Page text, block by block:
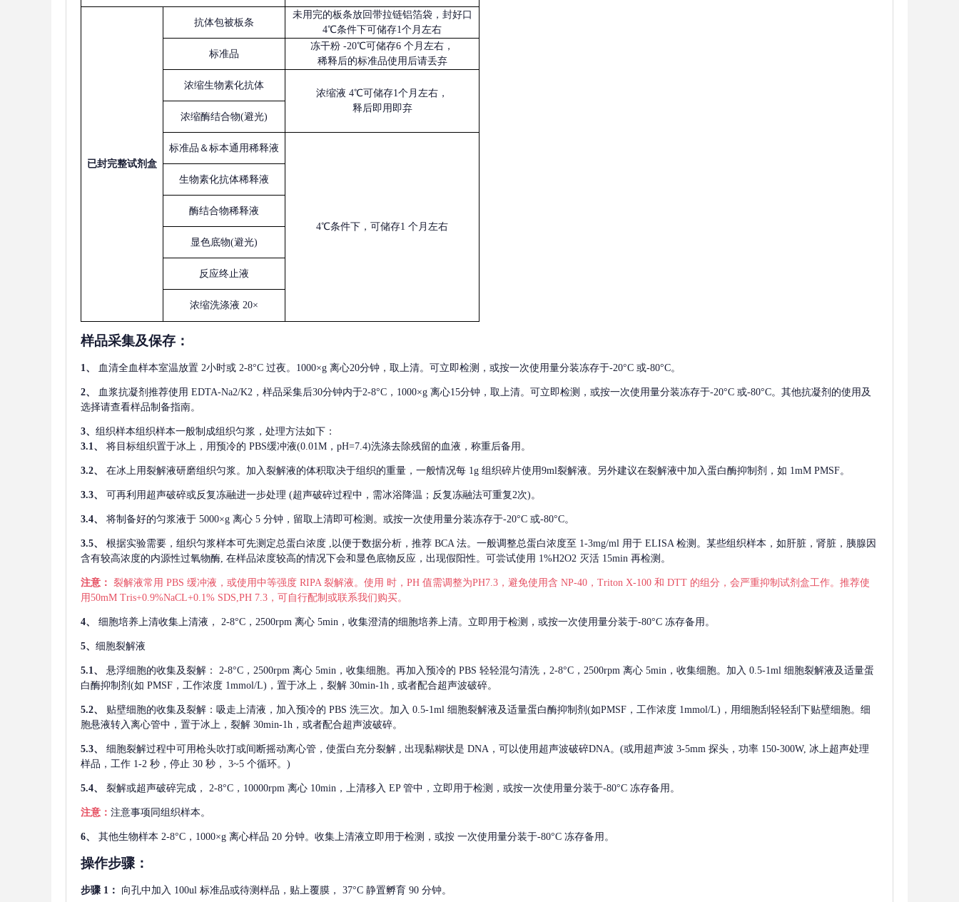
已封完整试剂盒
抗体包被板条
未用完的板条放回带拉链铝箔袋，封好口
4℃条件下可储存1个月左右
标准品
冻干粉 -20℃可储存6 个月左右，
稀释后的标准品使用后请丢弃
浓缩生物素化抗体
浓缩液 4℃可储存1个月左右，
释后即用即弃
浓缩酶结合物(避光)
标准品＆标本通用稀释液
4℃条件下，可储存1 个月左右
生物素化抗体稀释液
酶结合物稀释液
显色底物(避光)
反应终止液
浓缩洗涤液 20×
样品采集及保存 ：
1、 血清全血样本室温放置 2小时或 2-8°C 过夜。1000×g 离心20分钟，取上清。可立即检测，或按一次使用量分装冻存于-20°C 或-80°C。
2、 血浆抗凝剂推荐使用 EDTA-Na2/K2，样品采集后30分钟内于2-8°C，1000×g 离心15分钟，取上清。可立即检测，或按一次使用量分装冻存于-20°C 或-80°C。其他抗凝剂的使用及
选择请查看样品制备指南。
3、 组织样本组织样本一般制成组织匀浆，处理方法如下：
3.1、
将目标组织置于冰上，用预冷的 PBS缓冲液(0.01M，pH=7.4)洗涤去除残留的血液，称重后备用。
3.2、 在冰上用裂解液研磨组织匀浆。加入裂解液的体积取决于组织的重量，一般情况每 1g 组织碎片使用9ml裂解液。另外建议在裂解液中加入蛋白酶抑制剂，如 1mM PMSF。
3.3、 可再利用超声破碎或反复冻融进一步处理 (超声破碎过程中，需冰浴降温；反复冻融法可重复2次)。
3.4、 将制备好的匀浆液于 5000×g 离心 5 分钟，留取上清即可检测。或按一次使用量分装冻存于-20°C 或-80°C。
3.5、 根据实验需要，组织匀浆样本可先测定总蛋白浓度 ,以便于数据分析，推荐 BCA 法。一般调整总蛋白浓度至 1-3mg/ml 用于 ELISA 检测。某些组织样本，如肝脏，肾脏，胰腺因
含有较高浓度的内源性过氧物酶, 在样品浓度较高的情况下会和显色底物反应，出现假阳性。可尝试使用 1%H2O2 灭活 15min 再检测。
注意： 裂解液常用 PBS 缓冲液，或使用中等强度 RIPA 裂解液。使用 时，PH 值需调整为PH7.3，避免使用含 NP-40，Triton X-100 和 DTT 的组分，会严重抑制试剂盒工作。推荐使
用50mM Tris+0.9%NaCL+0.1% SDS,PH 7.3，可自行配制或联系我们购买。
4、 细胞培养上清收集上清液， 2-8°C，2500rpm 离心 5min，收集澄清的细胞培养上清。立即用于检测，或按一次使用量分装于-80°C 冻存备用。
5、 细胞裂解液
5.1、 悬浮细胞的收集及裂解：
2-8°C，2500rpm 离心 5min，收集细胞。再加入预冷的 PBS 轻轻混匀清洗，2-8°C，2500rpm 离心 5min，收集细胞。加入 0.5-1ml 细胞裂解液及适量蛋
白酶抑制剂(如 PMSF，工作浓度 1mmol/L)，置于冰上，裂解 30min-1h , 或者配合超声波破碎。
5.2、 贴壁细胞的收集及裂解：吸走上清液，加入预冷的 PBS 洗三次。加入 0.5-1ml 细胞裂解液及适量蛋白酶抑制剂(如PMSF，工作浓度 1mmol/L)，用细胞刮轻轻刮下贴壁细胞。细
胞悬液转入离心管中，置于冰上，裂解 30min-1h，或者配合超声波破碎。
5.3、 细胞裂解过程中可用枪头吹打或间断摇动离心管，使蛋白充分裂解 , 出现黏糊状是 DNA，可以使用超声波破碎DNA。(或用超声波 3-5mm 探头，功率 150-300W, 冰上超声处理
样品，工作 1-2 秒，停止 30 秒， 3~5 个循环。)
5.4、 裂解或超声破碎完成， 2-8°C，10000rpm 离心 10min，上清移入 EP 管中，立即用于检测，或按一次使用量分装于-80°C 冻存备用。
注意： 注意事项同组织样本。
6、 其他生物样本 2-8°C，1000×g 离心样品 20 分钟。收集上清液立即用于检测，或按 一次使用量分装于-80°C 冻存备用。
操作步骤：
步骤 1： 向孔中加入 100ul 标准品或待测样品，贴上覆膜， 37°C 静置孵育 90 分钟。